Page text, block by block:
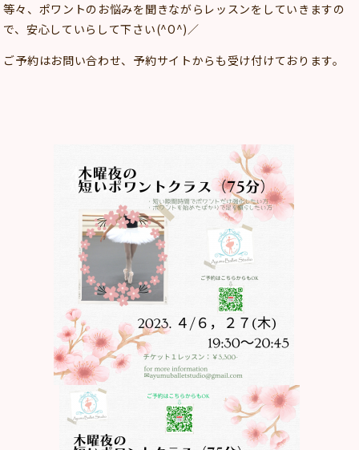
等々、ポワントのお悩みを聞きながらレッスンをしていきますの
で、安心していらして下さい(^O^)／
ご予約はお問い合わせ、予約サイトからも受け付けております。